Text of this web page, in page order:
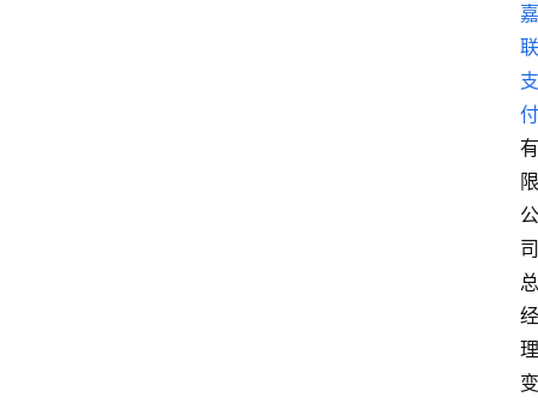
嘉
联
支
付
有
限
公
司
总
经
理
变